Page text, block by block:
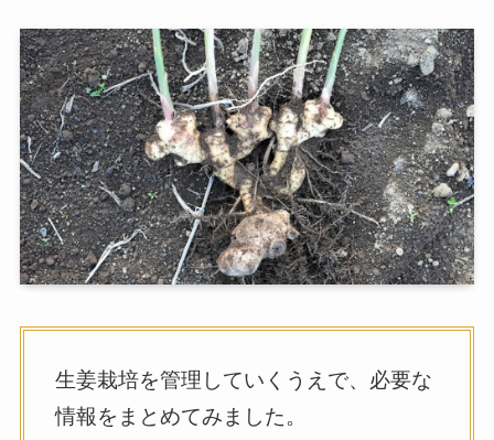
生姜栽培を管理していくうえで、必要な
情報をまとめてみました。